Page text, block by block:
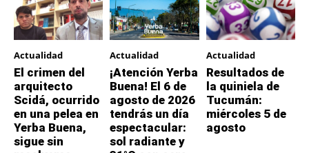
Actualidad
El crimen del
arquitecto
Scidá, ocurrido
en una pelea en
Yerba Buena,
sigue sin
Actualidad
¡Atención Yerba
Buena! El 6 de
agosto de 2026
tendrás un día
espectacular:
sol radiante y
Actualidad
Resultados de
la quiniela de
Tucumán:
miércoles 5 de
agosto